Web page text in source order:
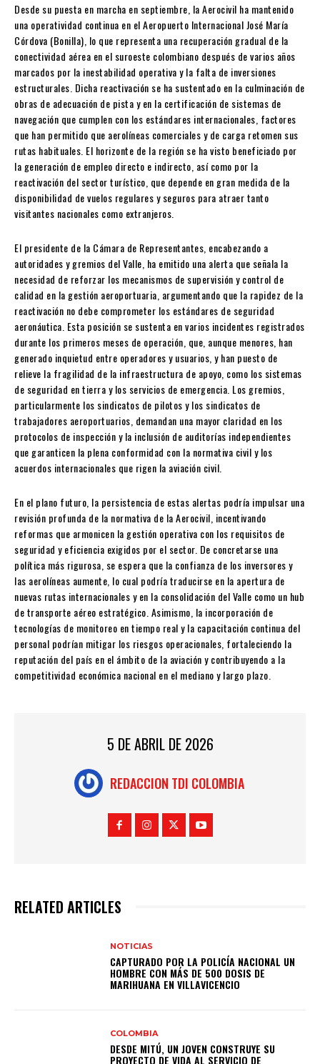
Desde su puesta en marcha en septiembre, la Aerocivil ha mantenido
una operatividad continua en el Aeropuerto Internacional José María
Córdova (Bonilla), lo que representa una recuperación gradual de la
conectividad aérea en el suroeste colombiano después de varios años
marcados por la inestabilidad operativa y la falta de inversiones
estructurales. Dicha reactivación se ha sustentado en la culminación de
obras de adecuación de pista y en la certificación de sistemas de
navegación que cumplen con los estándares internacionales, factores
que han permitido que aerolíneas comerciales y de carga retomen sus
rutas habituales. El horizonte de la región se ha visto beneficiado por
la generación de empleo directo e indirecto, así como por la
reactivación del sector turístico, que depende en gran medida de la
disponibilidad de vuelos regulares y seguros para atraer tanto
visitantes nacionales como extranjeros.
El presidente de la Cámara de Representantes, encabezando a
autoridades y gremios del Valle, ha emitido una alerta que señala la
necesidad de reforzar los mecanismos de supervisión y control de
calidad en la gestión aeroportuaria, argumentando que la rapidez de la
reactivación no debe comprometer los estándares de seguridad
aeronáutica. Esta posición se sustenta en varios incidentes registrados
durante los primeros meses de operación, que, aunque menores, han
generado inquietud entre operadores y usuarios, y han puesto de
relieve la fragilidad de la infraestructura de apoyo, como los sistemas
de seguridad en tierra y los servicios de emergencia. Los gremios,
particularmente los sindicatos de pilotos y los sindicatos de
trabajadores aeroportuarios, demandan una mayor claridad en los
protocolos de inspección y la inclusión de auditorías independientes
que garanticen la plena conformidad con la normativa civil y los
acuerdos internacionales que rigen la aviación civil.
En el plano futuro, la persistencia de estas alertas podría impulsar una
revisión profunda de la normativa de la Aerocivil, incentivando
reformas que armonicen la gestión operativa con los requisitos de
seguridad y eficiencia exigidos por el sector. De concretarse una
política más rigurosa, se espera que la confianza de los inversores y
las aerolíneas aumente, lo cual podría traducirse en la apertura de
nuevas rutas internacionales y en la consolidación del Valle como un hub
de transporte aéreo estratégico. Asimismo, la incorporación de
tecnologías de monitoreo en tiempo real y la capacitación continua del
personal podrían mitigar los riesgos operacionales, fortaleciendo la
reputación del país en el ámbito de la aviación y contribuyendo a la
competitividad económica nacional en el mediano y largo plazo.
5 DE ABRIL DE 2026
REDACCION TDI COLOMBIA
RELATED ARTICLES
NOTICIAS
CAPTURADO POR LA POLICÍA NACIONAL UN
HOMBRE CON MÁS DE 500 DOSIS DE
MARIHUANA EN VILLAVICENCIO
COLOMBIA
DESDE MITÚ, UN JOVEN CONSTRUYE SU
PROYECTO DE VIDA AL SERVICIO DE